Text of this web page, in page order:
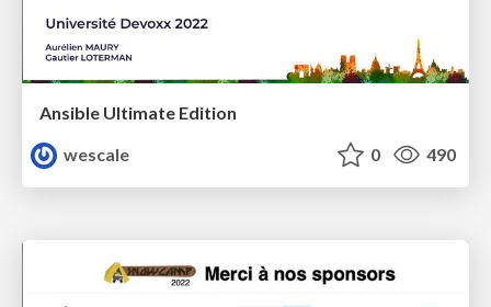
Ansible Ultimate Edition
wescale
0 490